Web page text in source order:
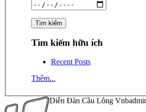
Tìm kiếm hữu ích
Recent Posts
Thêm...
Diễn Đàn Cầu Lông